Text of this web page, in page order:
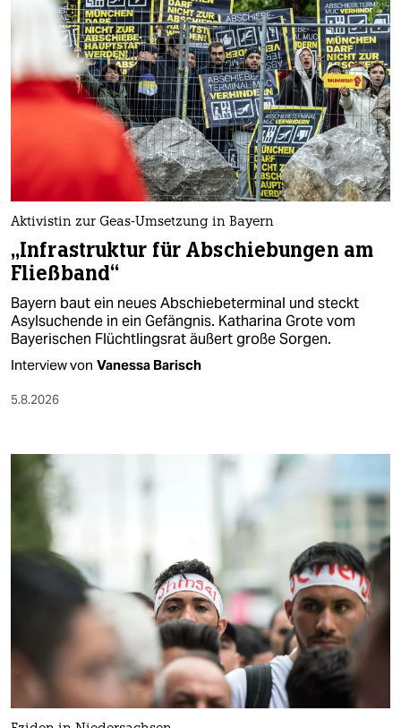
wahrheit
shop
fragen & hilfe
unterstützen
abo
genossenschaft
epaper login
Aktivistin zur Geas-Umsetzung in Bayern
„Infrastruktur für Abschiebungen am
Fließband“
Bayern baut ein neues Abschiebeterminal und steckt
Asylsuchende in ein Gefängnis. Katharina Grote vom
Bayerischen Flüchtlingsrat äußert große Sorgen.
Interview von Vanessa Barisch
5.8.2026